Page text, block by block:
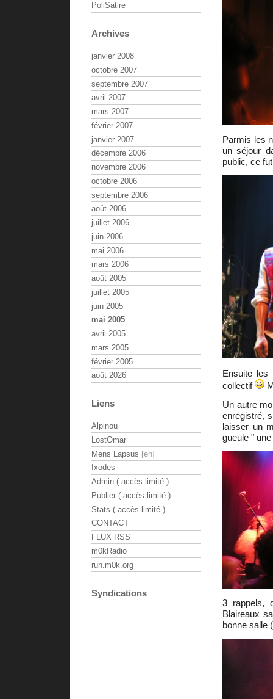
Parmis les
un séjour
public, ce
Ensuite les
collectif
Un autre
enregistré,
laisser un
gueule "
3 rappels,
Blaireaux
bonne salle
PoliSatire
Archives
janvier 2008
octobre 2007
septembre 2007
avril 2007
mars 2007
février 2007
janvier 2007
décembre 2006
novembre 2006
octobre 2006
septembre 2006
août 2006
juillet 2006
juin 2006
mai 2006
mars 2006
août 2005
juillet 2005
juin 2005
mai 2005
avril 2005
mars 2005
février 2005
août 2026
Liens
Alpinou
LostOmar
Mens Lapsus
Ixodes
Admin ( accès limité )
Publier ( accès limité )
Stats ( accès limité )
CONTACT
FLUX RSS
m0kRadio
run.m0k.org
Syndications